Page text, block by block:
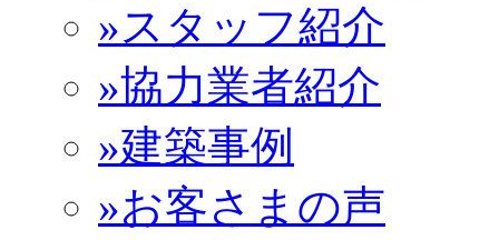
»スタッフ紹介
»協力業者紹介
»建築事例
»お客さまの声